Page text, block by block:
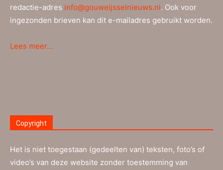
redactie-adres info@gouweijsselnieuws.nl. Ook voor
ingezonden brieven kan dit e-mailadres gebruikt worden.
Lees meer…
Copyright
Het is niet toegestaan (gedeelten van) teksten, foto’s of
video’s van deze website zonder toestemming van